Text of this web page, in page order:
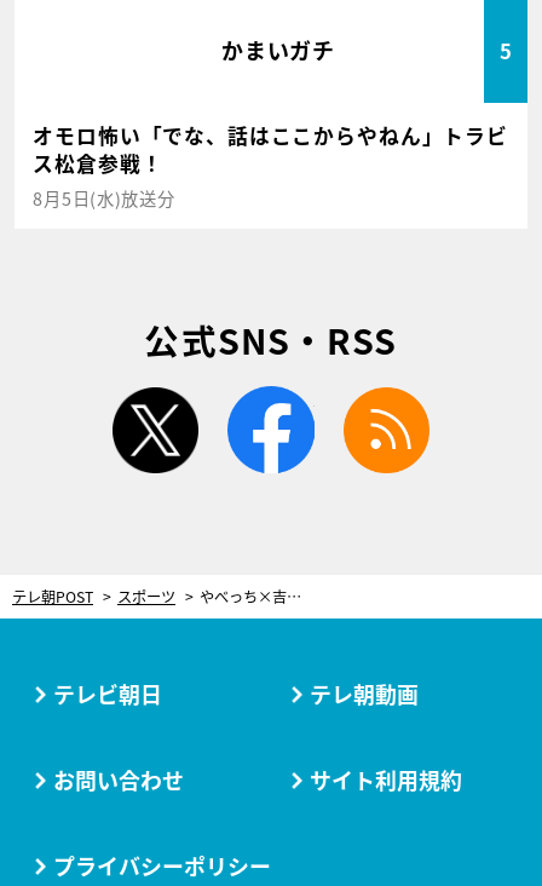
かまいガチ 5
オモロ怖い「でな、話はここからやねん」トラビ
ス松倉参戦！
8月5日(水)放送分
公式SNS・RSS
twitter facebook
テレ朝POST スポーツ やべっち×吉田麻也の激熱対談！100日後に迫ったW杯へ…キャプテンの決意
テレビ朝日 テレ朝動画
お問い合わせ サイト利用規約
プライバシーポリシー